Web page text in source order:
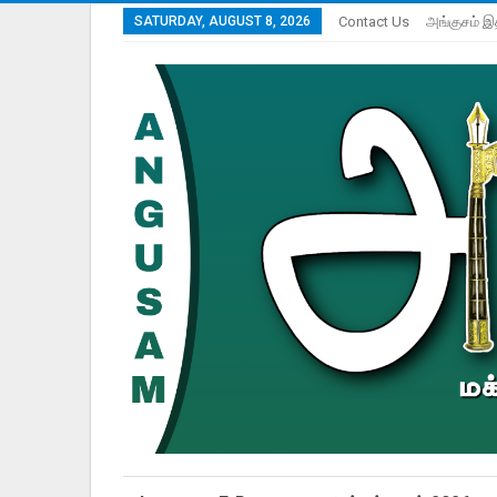
SATURDAY, AUGUST 8, 2026 Contact Us அங்குசம்